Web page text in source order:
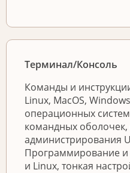
Терминал/Консоль
Команды и
Linux, MacOS,
операционных
командных оболочек,
администрирования
Программирование и
и Linux, тонкая